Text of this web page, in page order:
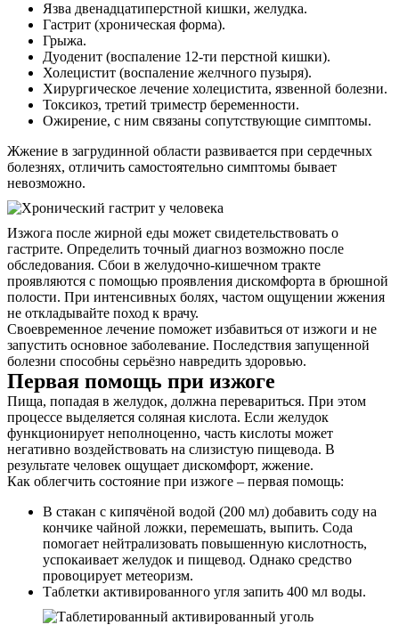
Язва двенадцатиперстной кишки, желудка.
Гастрит (хроническая форма).
Грыжа.
Дуоденит (воспаление 12-ти перстной кишки).
Холецистит (воспаление желчного пузыря).
Хирургическое лечение холецистита, язвенной болезни.
Токсикоз, третий триместр беременности.
Ожирение, с ним связаны сопутствующие симптомы.
Жжение в загрудинной области развивается при сердечных
болезнях, отличить самостоятельно симптомы бывает
невозможно.
Изжога после жирной еды может свидетельствовать о
гастрите. Определить точный диагноз возможно после
обследования. Сбои в желудочно-кишечном тракте
проявляются с помощью проявления дискомфорта в брюшной
полости. При интенсивных болях, частом ощущении жжения
не откладывайте поход к врачу.
Своевременное лечение поможет избавиться от изжоги и не
запустить основное заболевание. Последствия запущенной
болезни способны серьёзно навредить здоровью.
Первая помощь при изжоге
Пища, попадая в желудок, должна перевариться. При этом
процессе выделяется соляная кислота. Если желудок
функционирует неполноценно, часть кислоты может
негативно воздействовать на слизистую пищевода. В
результате человек ощущает дискомфорт, жжение.
Как облегчить состояние при изжоге – первая помощь:
В стакан с кипячёной водой (200 мл) добавить соду на
кончике чайной ложки, перемешать, выпить. Сода
помогает нейтрализовать повышенную кислотность,
успокаивает желудок и пищевод. Однако средство
провоцирует метеоризм.
Таблетки активированного угля запить 400 мл воды.